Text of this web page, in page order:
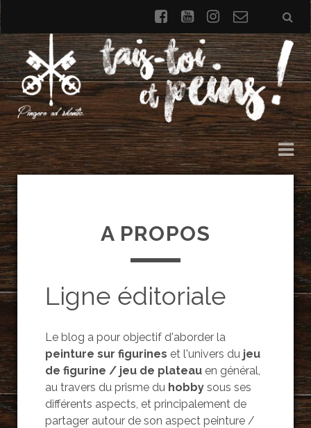
facebookyoutubeinstagram
de
contact
A PROPOS
Ligne éditoriale
Le blog a pour objectif d'aborder la
peinture sur figurines et l'univers du jeu
de figurine / jeu de plateauen général,
au travers du prisme du hobbysous ses
différents aspects, et principalement de
partager autour de son aspect peinture /